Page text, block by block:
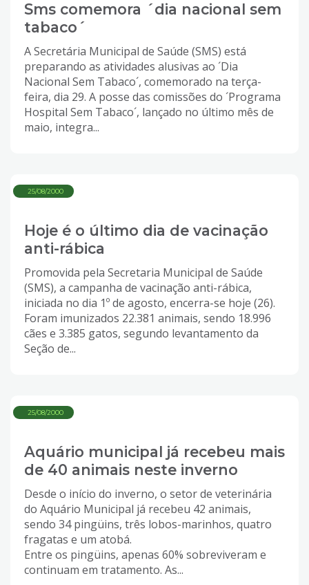
Sms comemora ´dia nacional sem
tabaco´
A Secretária Municipal de Saúde (SMS) está
preparando as atividades alusivas ao ´Dia
Nacional Sem Tabaco´, comemorado na terça-
feira, dia 29. A posse das comissões do ´Programa
Hospital Sem Tabaco´, lançado no último mês de
maio, integra...
25/08/2000
Hoje é o último dia de vacinação
anti-rábica
Promovida pela Secretaria Municipal de Saúde
(SMS), a campanha de vacinação anti-rábica,
iniciada no dia 1º de agosto, encerra-se hoje (26).
Foram imunizados 22.381 animais, sendo 18.996
cães e 3.385 gatos, segundo levantamento da
Seção de...
25/08/2000
Aquário municipal já recebeu mais
de 40 animais neste inverno
Desde o início do inverno, o setor de veterinária
do Aquário Municipal já recebeu 42 animais,
sendo 34 pingüins, três lobos-marinhos, quatro
fragatas e um atobá.
Entre os pingüins, apenas 60% sobreviveram e
continuam em tratamento. As...